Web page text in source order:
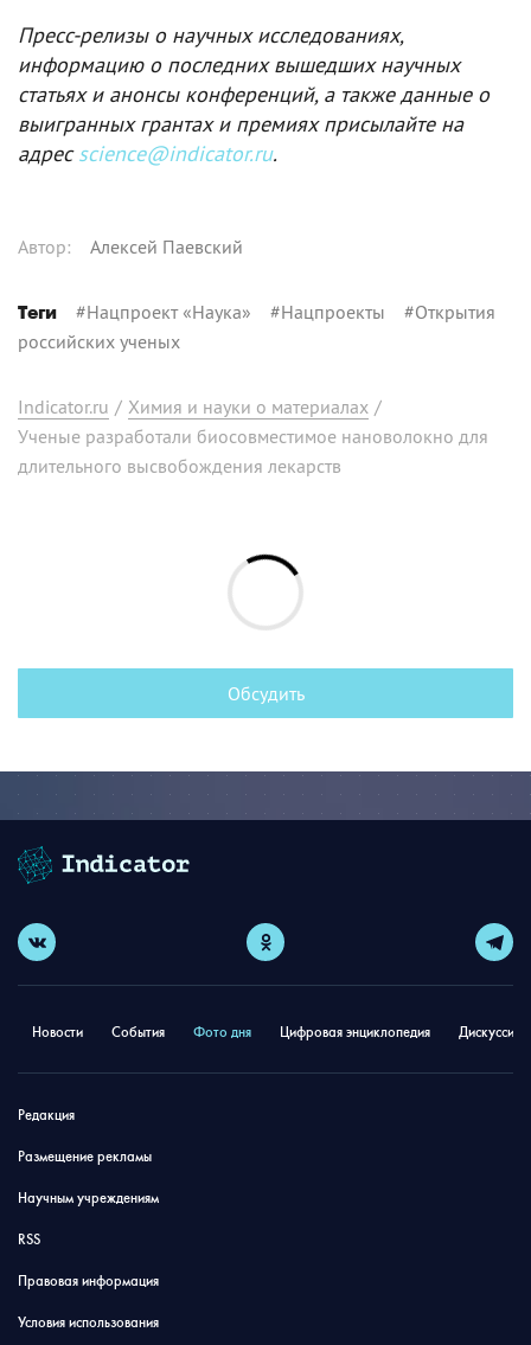
Пресс-релизы о научных исследованиях,
информацию о последних вышедших научных
статьях и анонсы конференций, а также данные о
выигранных грантах и премиях присылайте на
адресscience@indicator.ru.
Автор: Алексей Паевский
Теги #Нацпроект «Наука» #Нацпроекты #Открытия
российских ученых
Indicator.ru / Химия и науки о материалах /
Ученые разработали биосовместимое нановолокно для
длительного высвобождения лекарств
Обсудить
Новости События Фото дня Цифровая энциклопедия
Редакция
Размещение рекламы
Научным учреждениям
RSS
Правовая информация
Условия использования